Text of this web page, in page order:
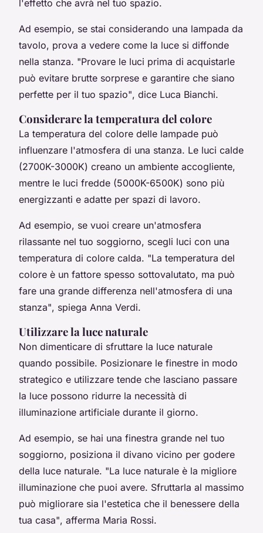
l'effetto che avrà nel tuo spazio.
Ad esempio, se stai considerando una lampada da
tavolo, prova a vedere come la luce si diffonde
nella stanza. "Provare le luci prima di acquistarle
può evitare brutte sorprese e garantire che siano
perfette per il tuo spazio", dice Luca Bianchi.
Considerare la temperatura del colore
La temperatura del colore delle lampade può
influenzare l'atmosfera di una stanza. Le luci calde
(2700K-3000K) creano un ambiente accogliente,
mentre le luci fredde (5000K-6500K) sono più
energizzanti e adatte per spazi di lavoro.
Ad esempio, se vuoi creare un'atmosfera
rilassante nel tuo soggiorno, scegli luci con una
temperatura di colore calda. "La temperatura del
colore è un fattore spesso sottovalutato, ma può
fare una grande differenza nell'atmosfera di una
stanza", spiega Anna Verdi.
Utilizzare la luce naturale
Non dimenticare di sfruttare la luce naturale
quando possibile. Posizionare le finestre in modo
strategico e utilizzare tende che lasciano passare
la luce possono ridurre la necessità di
illuminazione artificiale durante il giorno.
Ad esempio, se hai una finestra grande nel tuo
soggiorno, posiziona il divano vicino per godere
della luce naturale. "La luce naturale è la migliore
illuminazione che puoi avere. Sfruttarla al massimo
può migliorare sia l'estetica che il benessere della
tua casa", afferma Maria Rossi.